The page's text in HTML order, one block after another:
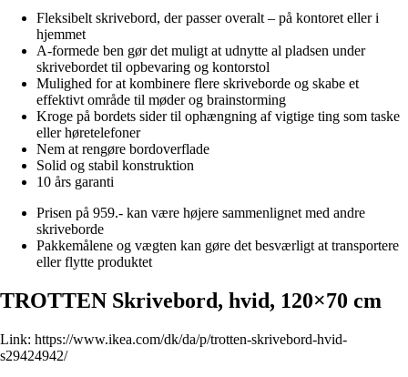
Fleksibelt skrivebord, der passer overalt – på kontoret eller i
hjemmet
A-formede ben gør det muligt at udnytte al pladsen under
skrivebordet til opbevaring og kontorstol
Mulighed for at kombinere flere skriveborde og skabe et
effektivt område til møder og brainstorming
Kroge på bordets sider til ophængning af vigtige ting som taske
eller høretelefoner
Nem at rengøre bordoverflade
Solid og stabil konstruktion
10 års garanti
Prisen på 959.- kan være højere sammenlignet med andre
skriveborde
Pakkemålene og vægten kan gøre det besværligt at transportere
eller flytte produktet
TROTTEN Skrivebord, hvid, 120×70 cm
Link: https://www.ikea.com/dk/da/p/trotten-skrivebord-hvid-
s29424942/